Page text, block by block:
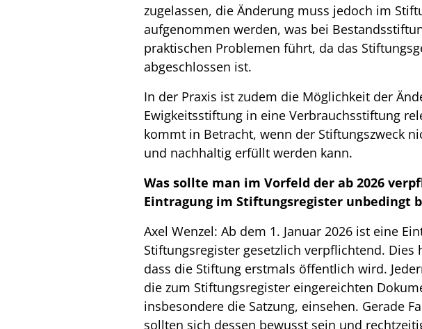
zugelassen, die Änderung muss jedoch im
aufgenommen werden, was bei
praktischen Problemen führt, da das
abgeschlossen ist.
In der Praxis ist zudem die Möglichkeit der
Ewigkeitsstiftung in eine Verbrauchsstiftung
kommt in Betracht, wenn der Stiftungszweck
und nachhaltig erfüllt werden kann.
Was sollte man im Vorfeld der ab 2026
Eintragung im Stiftungsregister unbedingt
Axel Wenzel: Ab dem 1. Januar 2026 ist eine
Stiftungsregister gesetzlich verpflichtend. Dies
dass die Stiftung erstmals öffentlich wird.
die zum Stiftungsregister eingereichten
insbesondere die Satzung, einsehen. Gerade
sollten sich dessen bewusst sein und